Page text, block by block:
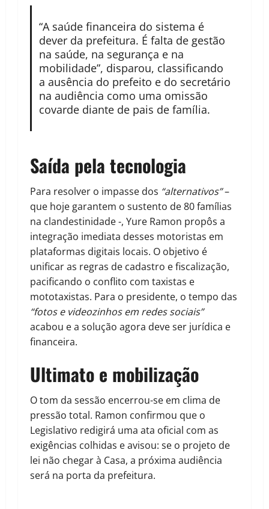
“A saúde financeira do sistema é
dever da prefeitura. É falta de gestão
na saúde, na segurança e na
mobilidade”, disparou, classificando
a ausência do prefeito e do secretário
na audiência como uma omissão
covarde diante de pais de família.
Saída pela tecnologia
Para resolver o impasse dos “alternativos”–
que hoje garantem o sustento de 80 famílias
na clandestinidade -, Yure Ramon propôs a
integração imediata desses motoristas em
plataformas digitais locais. O objetivo é
unificar as regras de cadastro e fiscalização,
pacificando o conflito com taxistas e
mototaxistas. Para o presidente, o tempo das
“fotos e videozinhos em redes sociais”
acabou e a solução agora deve ser jurídica e
financeira.
Ultimato e mobilização
O tom da sessão encerrou-se em clima de
pressão total. Ramon confirmou que o
Legislativo redigirá uma ata oficial com as
exigências colhidas e avisou: se o projeto de
lei não chegar à Casa, a próxima audiência
será na porta da prefeitura.